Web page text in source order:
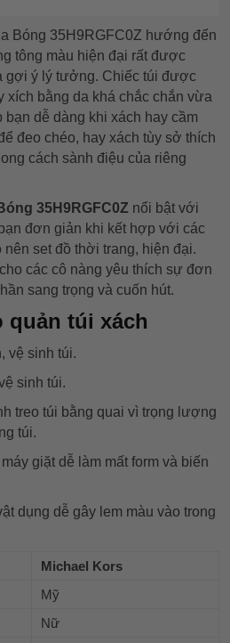
Bóng 35H9RGFC0Z hướng đến
tông màu hiện đại rất được
gợi ý lý tưởng. Chiếc túi được
xích bằng da khá chắc chắn vừa
dễ dàng khi xách hay cầm
đeo chéo, hay xách tùy sở thích
cách sành điệu của riêng
35H9RGFC0Z nổi bật với
đơn giản khi kết hợp với các
set đồ thời trang, hiện đại.
các cô nàng yêu thích sự đơn
sang trọng và cuốn hút.
quản túi xách
vệ sinh túi.
sinh túi.
treo túi bằng quai vì trọng lượng
túi.
giặt dễ làm mất form và biến
dụng dễ gây lem màu vào trong
Michael Kors
Mỹ
Nữ